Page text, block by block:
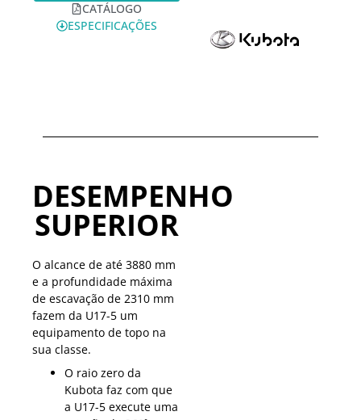
CATÁLOGO
ESPECIFICAÇÕES
DESEMPENHO
SUPERIOR
O alcance de até 3880 mm
e a profundidade máxima
de escavação de 2310 mm
fazem da U17-5 um
equipamento de topo na
sua classe.
O raio zero da
Kubota faz com que
a U17-5 execute uma